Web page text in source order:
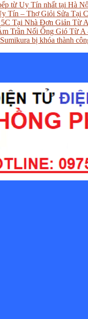
từ Uy Tín nhất tại Hà
Tín – Thợ Giỏi Sửa Tại
Tại Nhà Đơn Giản Từ
Trần Nối Ống Gió Từ A
bị khóa thành